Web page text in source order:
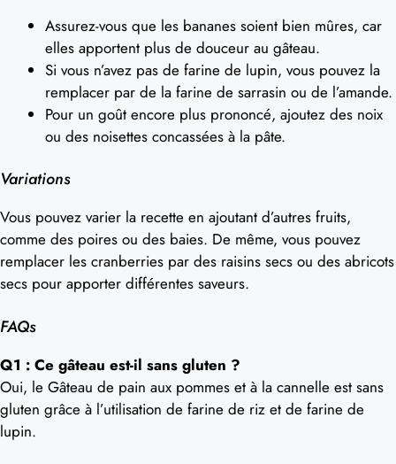
Assurez-vous que les bananes soient bien mûres, car
elles apportent plus de douceur au gâteau.
Si vous n’avez pas de farine de lupin, vous pouvez la
remplacer par de la farine de sarrasin ou de l’amande.
Pour un goût encore plus prononcé, ajoutez des noix
ou des noisettes concassées à la pâte.
Variations
Vous pouvez varier la recette en ajoutant d’autres fruits,
comme des poires ou des baies. De même, vous pouvez
remplacer les cranberries par des raisins secs ou des abricots
secs pour apporter différentes saveurs.
FAQs
Q1 : Ce gâteau est-il sans gluten ?
Oui, le Gâteau de pain aux pommes et à la cannelle est sans
gluten grâce à l’utilisation de farine de riz et de farine de
lupin.